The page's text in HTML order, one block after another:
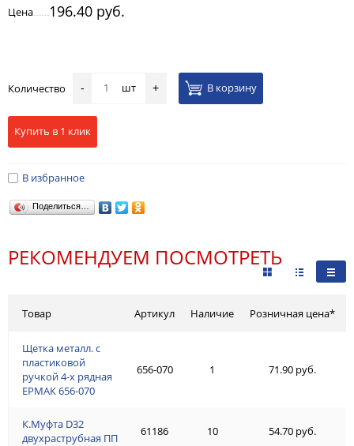
Цена
196.40 руб.
Количество - шт + В корзину
Купить в 1 клик
В избранное
Поделиться…
РЕКОМЕНДУЕМ ПОСМОТРЕТЬ
Товар
Щетка металл. с
пластиковой
ручкой 4-х рядная
ЕРМАК 656-070
К.Муфта D32
двухраструбная ПП
Артикул Наличие Розничная цена*
656-070 1 71.90 руб.
61186 10 54.70 руб.